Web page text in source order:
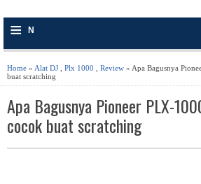
≡ N
V
G
Home » Alat DJ Plx 1000 Review » Apa Bagusnya
buat scratching
Apa Bagusnya Pioneer PLX-
cocok buat scratching